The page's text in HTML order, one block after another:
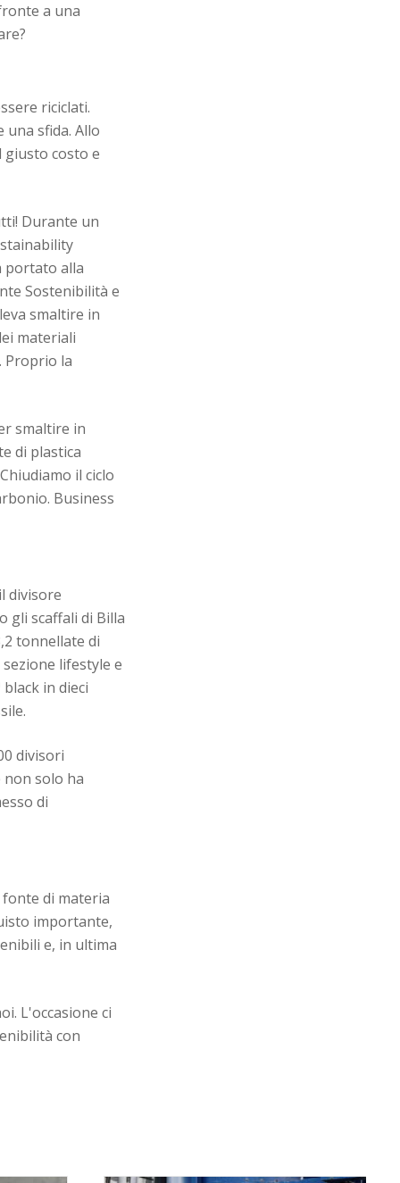
a una
riciclati.
sfida. Allo
costo e
Durante un
portato alla
Sostenibilità e
smaltire in
materiali
Proprio la
smaltire in
di plastica
il ciclo
Business
divisore
gli scaffali di Billa
tonnellate di
lifestyle e
in dieci
divisori
solo ha
di
di materia
importante,
e, in ultima
L'occasione ci
con